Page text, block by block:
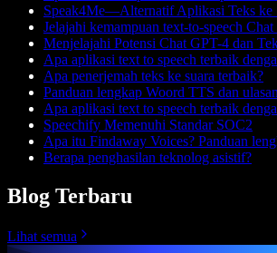
Speak4Me—Alternatif Aplikasi Teks ke
Jelajahi kemampuan text-to-speech
Menjelajahi Potensi Chat GPT-4 dan
Apa aplikasi text to speech terbaik
Apa penerjemah teks ke suara terbaik?
Panduan lengkap Woord TTS dan
Apa aplikasi text to speech terbaik
Speechify Memenuhi Standar SOC2
Apa itu Findaway Voices? Panduan
Berapa penghasilan teknolog asistif?
Blog Terbaru
Lihat semua